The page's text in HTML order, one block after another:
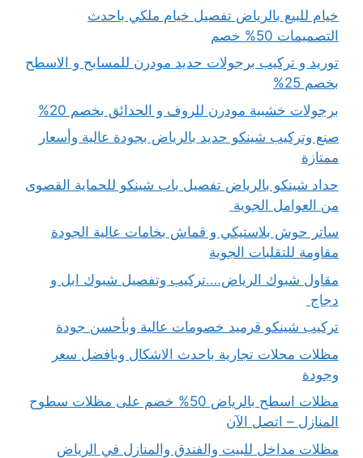
خيام للبيع بالرياض تفصيل خيام ملكي باحدث
التصميمات 50% خصم
توريد و تركيب برجولات حديد مودرن للمسابح و الاسطح
بخصم 25%
برجولات خشبية مودرن للروف و الحدائق بخصم 20%
صنع وتركيب شينكو حديد بالرياض بجودة عالية وأسعار
ممتازة
حداد شينكو بالرياض تفصيل باب شينكو للحماية القصوى
من العوامل الجوية
ساتر حوش بلاستيكي و قماش بخامات عالية الجودة
مقاومة للتقلبات الجوية
مقاول شبوك الرياض….تركيب وتفصيل شبوك ابل و
دجاج
تركيب شينكو قرميد خصومات عالية وبأحسن جودة
مظلات محلات تجارية باحدث الاشكال وبافضل سعر
وجودة
مظلات اسطح بالرياض 50% خصم على مظلات سطوح
المنازل – اتصل الآن
مظلات مداخل للبيت والفندق والمنازل في الرياض